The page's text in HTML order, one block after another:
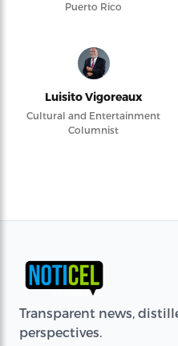
Puerto Rico
Luisito Vigoreaux
Cultural and Entertainment
Columnist
Transparent news,
perspectives.